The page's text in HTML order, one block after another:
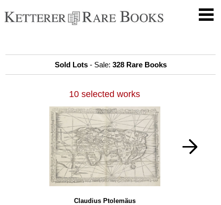
Sold Lots- Sale: 328 Rare Books
10 selected works
Claudius Ptolemäus